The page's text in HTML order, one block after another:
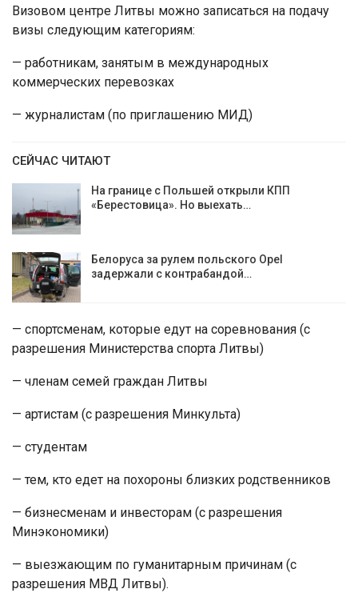
Визовом центре Литвы можно записаться на подачу
визы следующим категориям:
— работникам, занятым в международных
коммерческих перевозках
— журналистам (по приглашению МИД)
СЕЙЧАС ЧИТАЮТ
На границе с Польшей открыли КПП
«Берестовица». Но выехать…
Белоруса за рулем польского Opel
задержали с контрабандой…
— спортсменам, которые едут на соревнования (с
разрешения Министерства спорта Литвы)
— членам семей граждан Литвы
— артистам (с разрешения Минкульта)
— студентам
— тем, кто едет на похороны близких родственников
— бизнесменам и инвесторам (с разрешения
Минэкономики)
— выезжающим по гуманитарным причинам (с
разрешения МВД Литвы).